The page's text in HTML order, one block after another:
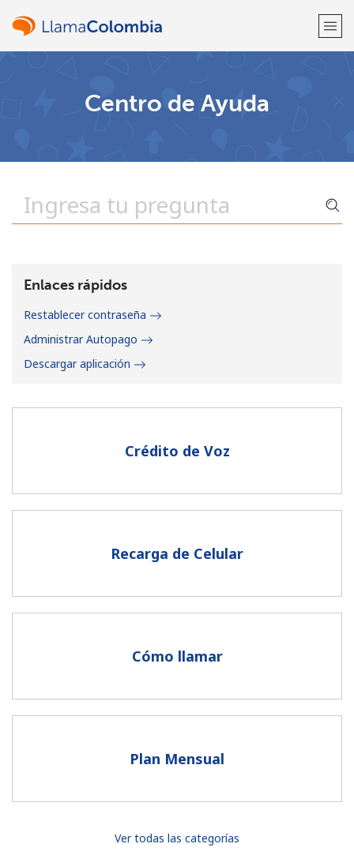
Un caracter especial
Al abrir una cuenta en este sitio web, estoy de acuerdo con
Centro de Ayuda
Crédito de Voz
Recarga de Celular
Cómo llamar
Plan Mensual
Ver todas las categorías
Enlaces rápidos
Restablecer contraseña
Administrar Autopago
Descargar aplicación